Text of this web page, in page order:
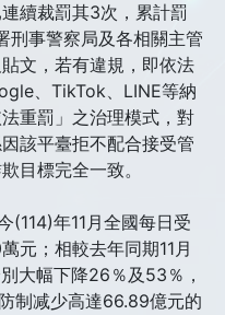
續裁罰其3次，累計罰
刑事警察局及各相關主管
文，若有違規，即依法
、TikTok、LINE等納
重罰」之治理模式，對
該平臺拒不配合接受管
目標完全一致。
(114)年11月全國每日受
元；相較去年同期11月
大幅下降26％及53％，
制减少高達66.89億元的